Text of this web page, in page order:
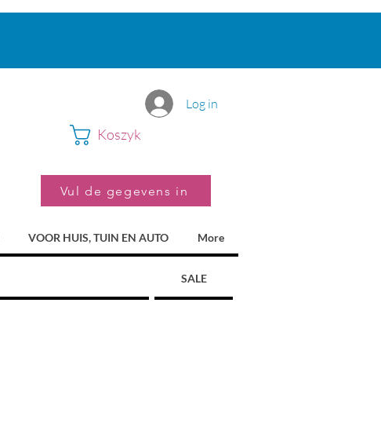
Log in
Koszyk
Vul de gegevens in
VOOR HUIS, TUIN EN AUTO More
SALE